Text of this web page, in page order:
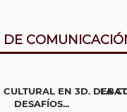
DE
CULTURAL EN 3D.
DESAFÍOS...
LA